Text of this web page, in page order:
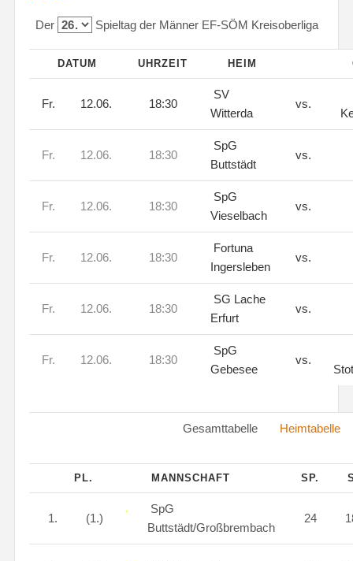
Der Spieltag der Männer EF-SÖM Kreisoberliga
DATUM UHRZEIT HEIM
Fr. 12.06. 18:30
SV
Witterda
vs.
Fr. 12.06. 18:30
SpG
Buttstädt
vs.
Fr. 12.06. 18:30
SpG
Vieselbach
vs.
Fr. 12.06. 18:30
Fortuna
Ingersleben
vs.
Fr. 12.06. 18:30
SG Lache
Erfurt
vs.
Fr. 12.06. 18:30
SpG
Gebesee
vs.
Gesamttabelle Heimtabelle
PL. MANNSCHAFT SP.
1. (1.)
SpG
Buttstädt/Großbrembach
24